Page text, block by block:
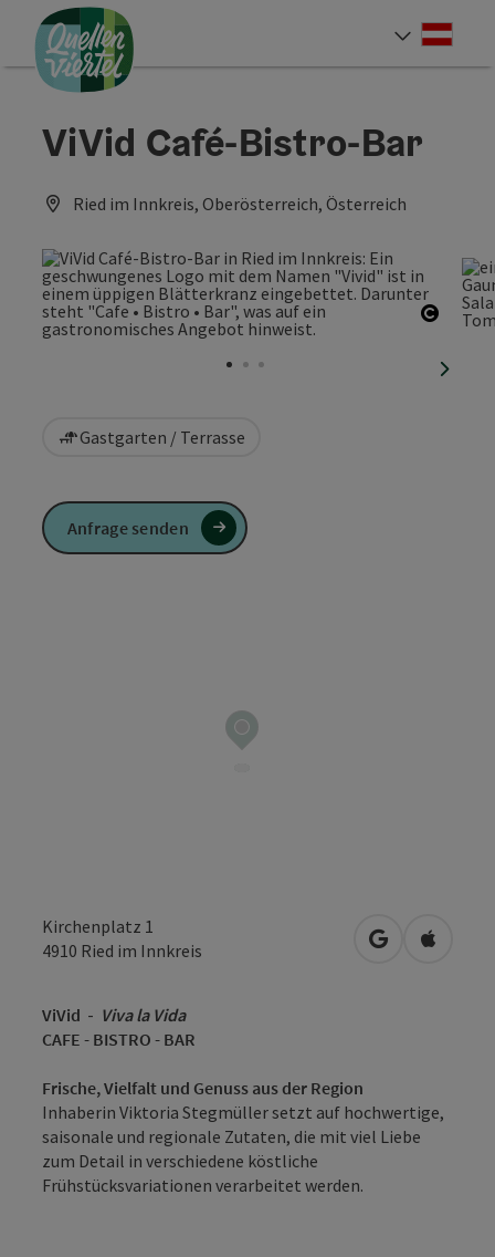
Zum Inhalt
Zur Navigation
Zum Seitenanfang
ViVid Café-Bistro-Bar
Ried im Innkreis, Oberösterreich, Österreich
Gastgarten / Terrasse
Kirchenplatz 1
4910 Ried im Innkreis in Google
in
ViVid - Viva la Vida
CAFE - BISTRO - BAR
Frische, Vielfalt und Genuss aus der Region
Inhaberin Viktoria Stegmüller setzt auf hochwertige,
saisonale und regionale Zutaten, die mit viel Liebe
zum Detail in verschiedene köstliche
Frühstücksvariationen verarbeitet werden.
Anfrage senden